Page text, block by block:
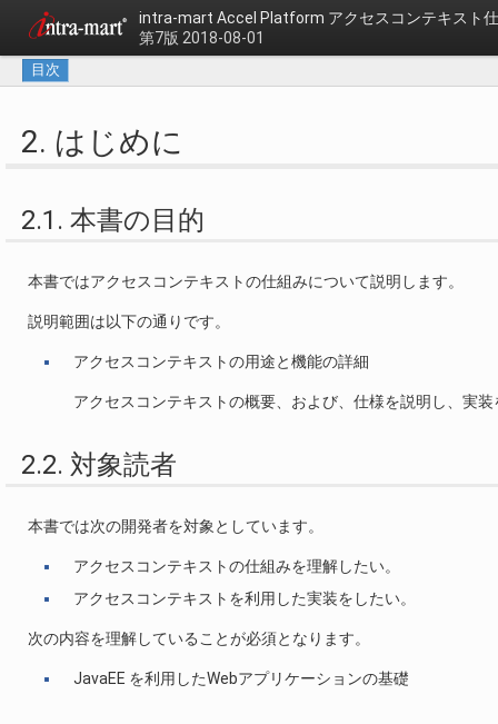
intra-mart Accel Platform アクセスコンテキスト
第7版 2018-08-01
目次
2. はじめに
2.1. 本書の目的
本書ではアクセスコンテキストの仕組みについて説明します。
説明範囲は以下の通りです。
アクセスコンテキストの用途と機能の詳細
アクセスコンテキストの概要、および、仕様を説明し、実
2.2. 対象読者
本書では次の開発者を対象としています。
アクセスコンテキストの仕組みを理解したい。
アクセスコンテキストを利用した実装をしたい。
次の内容を理解していることが必須となります。
JavaEE を利用したWebアプリケーションの基礎